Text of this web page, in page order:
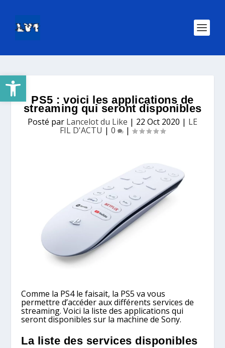
Ouvrir la barre d’outils
PS5 : voici les applications de
streaming qui seront disponibles
Posté par Lancelot du Like | 22 Oct 2020 | LE
FIL D'ACTU | 0 |
Comme la PS4 le faisait, la PS5 va vous
permettre d’accéder aux différents services de
streaming. Voici la liste des applications qui
seront disponibles sur la machine de Sony.
La liste des services disponibles